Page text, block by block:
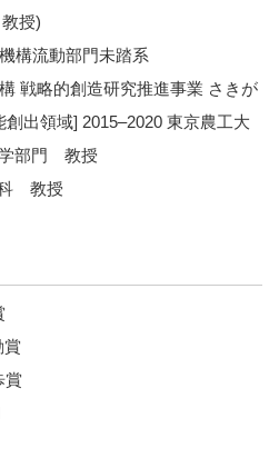
授)
構流動部門未踏系
戦略的創造研究推進事業 さきが
出領域] 2015–2020 東京農工大
学部門 教授
科 教授
賞
賞